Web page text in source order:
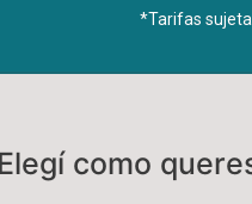
*Tarifas
como